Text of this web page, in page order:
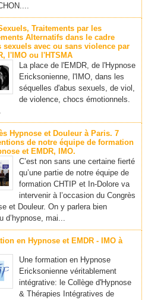
Traitements par les
Alternatifs dans le cadre
sexuels avec ou sans violence par
l'IMO ou l'HTSMA
La place de l'EMDR, de l'Hypnose
Ericksonienne, l'IMO, dans les
séquelles d'abus sexuels, de viol,
de violence, chocs émotionnels.
Hypnose et Douleur à Paris. 7
de notre équipe de formation
et EMDR, IMO.
C’est non sans une certaine fierté
qu’une partie de notre équipe de
formation CHTIP et In-Dolore va
intervenir à l’occasion du Congrès
et Douleur. On y parlera bien
d’hypnose, mai...
en Hypnose et EMDR - IMO à
Une formation en Hypnose
Ericksonienne véritablement
intégrative: le Collège d'Hypnose
& Thérapies Intégratives de